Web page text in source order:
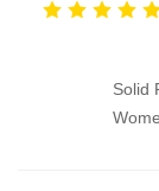
Solid